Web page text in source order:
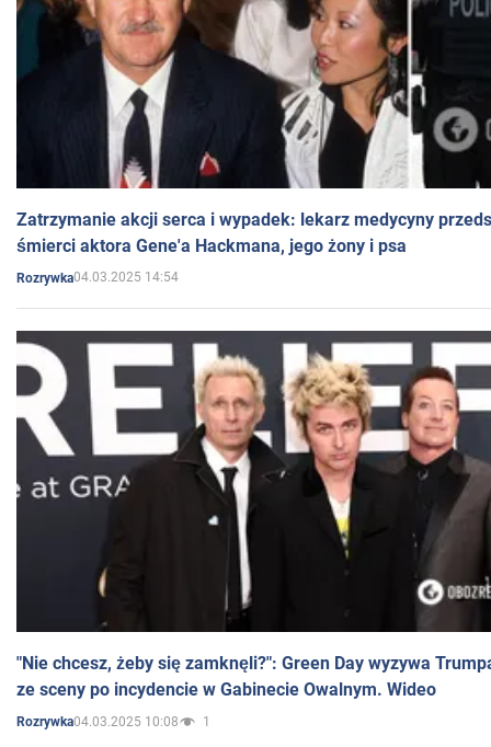
Zatrzymanie akcji serca i wypadek: lekarz medycyny
śmierci aktora Gene'a Hackmana, jego żony i psa
Rozrywka04.03.2025 14:54
"Nie chcesz, żeby się zamknęli?": Green Day wyzywa
ze sceny po incydencie w Gabinecie Owalnym. Wideo
Rozrywka04.03.2025 10:08 1